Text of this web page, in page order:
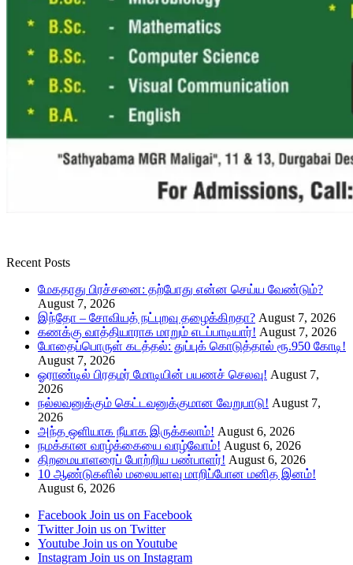
Recent Posts
மேகதாது பிரச்சனை: தற்போது என்ன செய்ய வேண்டும்?
August 7, 2026
இந்தோ – சோவியத் நட்புறவு தழைக்கிறதா? August 7, 2026
கணக்கு வாத்தியாராக மாறும் எடப்பாடியார்! August 7, 2026
போதைப்பொருள் கடத்தல்: துப்புக் கொடுத்தால் ரூ.950 கோடி!
August 7, 2026
ஓராண்டில் பிரதமர் மோடியின் பயணச் செலவு! August 7,
2026
நல்லவனுக்கும் கெட்டவனுக்குமான வேறுபாடு! August 7,
2026
அந்த ஒளியாக நீயாக இருக்கலாம்! August 6, 2026
நமக்கான வாழ்க்கையை வாழ்வோம்! August 6, 2026
திறமையாளரைப் போற்றிய பண்பாளர்! August 6, 2026
10 ஆண்டுகளில் மலையளவு மாறிப்போன மனித இனம்!
August 6, 2026
Facebook Join us on Facebook
Twitter Join us on Twitter
Youtube Join us on Youtube
Instagram Join us on Instagram